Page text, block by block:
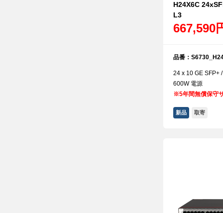
H24X6C
L3
667,590
品番：
24 x 10 GE SFP+
600W 電源
※5年間無償保守
新品 取寄